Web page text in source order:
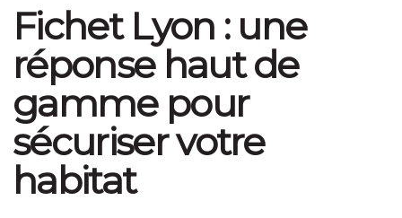
Fichet Lyon : une
réponse haut de
gamme pour
sécuriser votre
habitat